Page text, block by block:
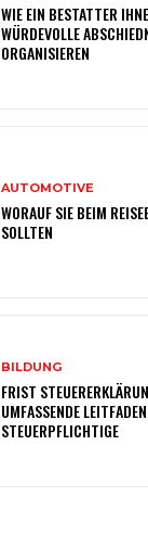
WIE EIN BESTATTER
WÜRDEVOLLE
ORGANISIEREN
AUTOMOTIVE
WORAUF SIE BEIM
SOLLTEN
BILDUNG
FRIST
UMFASSENDE
STEUERPFLICHTIGE